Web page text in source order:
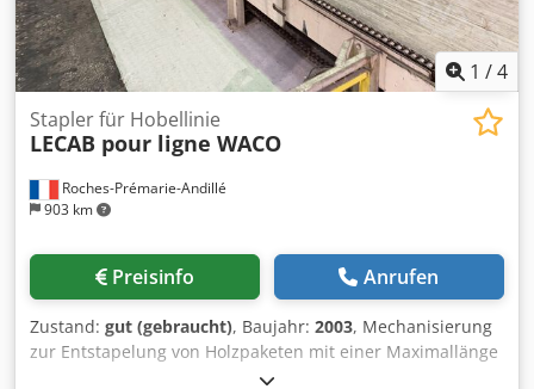
1 /4
Roches-Prémarie-Andillé
903 km
Stapler für Hobellinie
LECAB pour ligne WACO
Preisinfo Anrufen
Zustand: gut (gebraucht), Baujahr: 2003, Mechanisierung
zur Entstapelung von Holzpaketen mit einer Maximallänge
von 6 Metern. Ablageketten für Pakete mit